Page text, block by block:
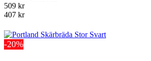
509 kr
407 kr
-20%